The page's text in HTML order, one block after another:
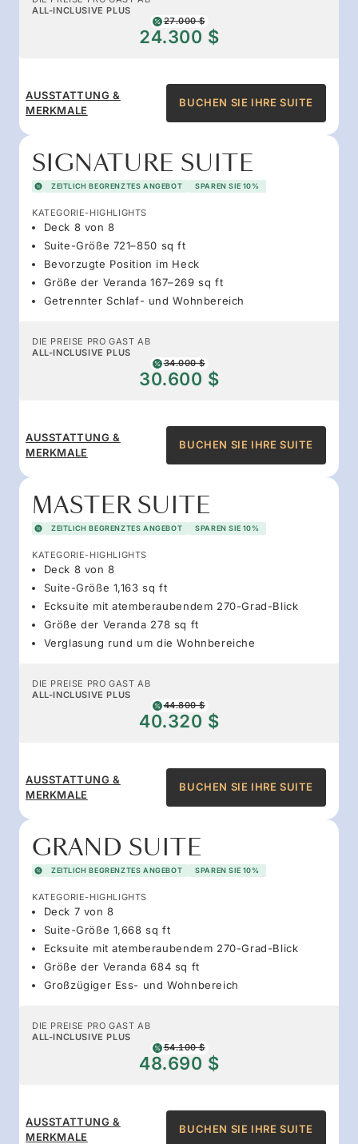
ALL-INCLUSIVE PLUS
27.000 $
24.300 $
AUSSTATTUNG &
MERKMALE
BUCHEN SIE IHRE SUITE
SIGNATURE SUITE
ZEITLICH BEGRENZTES ANGEBOT SPAREN SIE 10%
KATEGORIE-HIGHLIGHTS
Deck 8 von 8
Suite-Größe 721–850 sq ft
Bevorzugte Position im Heck
Größe der Veranda 167–269 sq ft
Getrennter Schlaf- und Wohnbereich
DIE PREISE PRO GAST AB
ALL-INCLUSIVE PLUS
34.000 $
30.600 $
AUSSTATTUNG &
MERKMALE
BUCHEN SIE IHRE SUITE
MASTER SUITE
ZEITLICH BEGRENZTES ANGEBOT SPAREN SIE 10%
KATEGORIE-HIGHLIGHTS
Deck 8 von 8
Suite-Größe 1,163 sq ft
Ecksuite mit atemberaubendem 270-Grad-Blick
Größe der Veranda 278 sq ft
Verglasung rund um die Wohnbereiche
DIE PREISE PRO GAST AB
ALL-INCLUSIVE PLUS
44.800 $
40.320 $
AUSSTATTUNG &
MERKMALE
BUCHEN SIE IHRE SUITE
GRAND SUITE
ZEITLICH BEGRENZTES ANGEBOT SPAREN SIE 10%
KATEGORIE-HIGHLIGHTS
Deck 7 von 8
Suite-Größe 1,668 sq ft
Ecksuite mit atemberaubendem 270-Grad-Blick
Größe der Veranda 684 sq ft
Großzügiger Ess- und Wohnbereich
DIE PREISE PRO GAST AB
ALL-INCLUSIVE PLUS
54.100 $
48.690 $
AUSSTATTUNG &
MERKMALE
BUCHEN SIE IHRE SUITE